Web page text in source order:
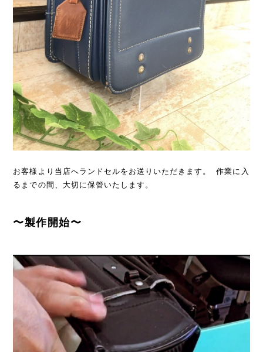
お客様より当店へランドセルをお送りいただきます。 作業に入
るまでの間、大切に保管いたします。
〜製作開始〜